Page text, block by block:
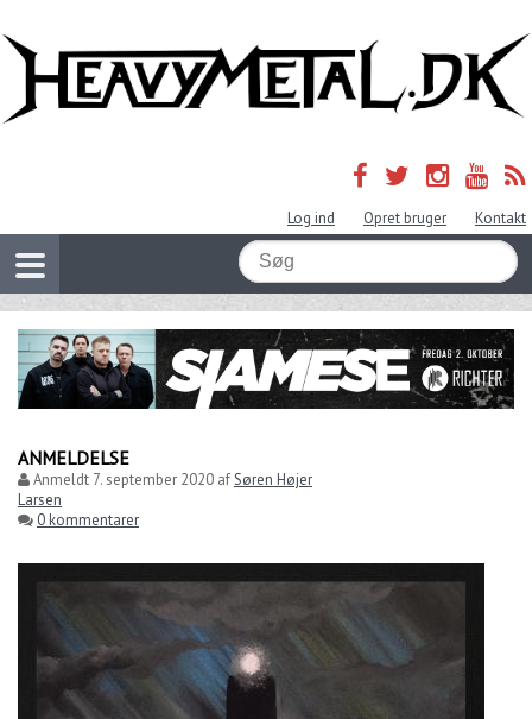
Log ind Opret bruger Kontakt
ANMELDELSE
Anmeldt 7. september 2020 afSøren Højer
Larsen
0 kommentarer